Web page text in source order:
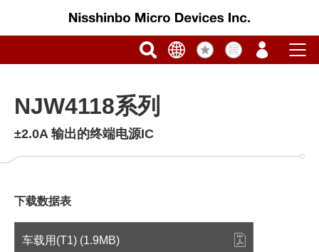
NJW4118系列
±2.0A 输出的终端电源IC
下载数据表
车载用(T1) (1.9MB)